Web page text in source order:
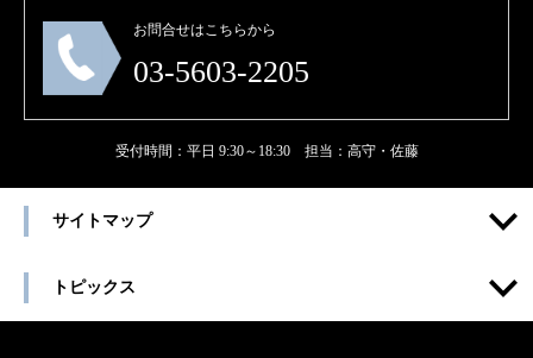
お問合せはこちらから
03-5603-2205
受付時間：平日 9:30～18:30 担当：高守・佐藤
サイトマップ
トピックス